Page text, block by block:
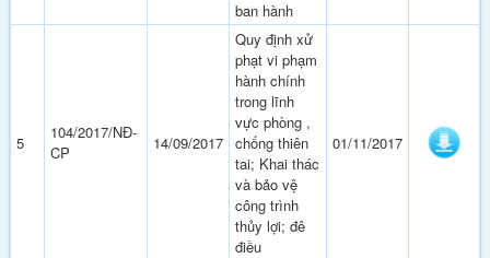
ban hành
5
104/2017/NĐ-
CP
14/09/2017
Quy định xử
phạt vi phạm
hành chính
trong lĩnh
vực phòng ,
chống thiên
tai; Khai thác
và bảo vệ
công trình
thủy lợi; đê
điều
01/11/2017